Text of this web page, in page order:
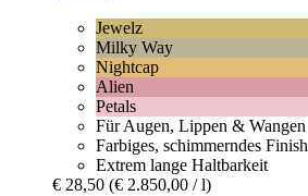
Jewelz
Milky Way
Nightcap
Alien
Petals
Für Augen, Lippen & Wangen
Farbiges, schimmerndes Finish
Extrem lange Haltbarkeit
€ 28,50 (€ 2.850,00 / l)